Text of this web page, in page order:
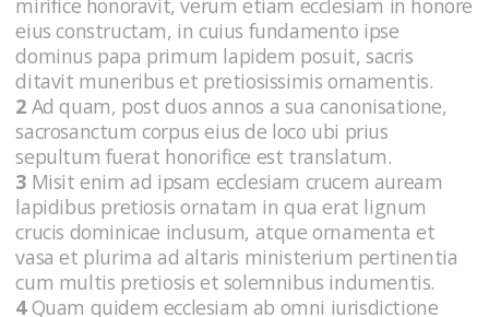
mirifice honoravit, verum etiam ecclesiam in honore
eius constructam, in cuius fundamento ipse
dominus papa primum lapidem posuit, sacris
ditavit muneribus et pretiosissimis ornamentis.
2 Ad quam, post duos annos a sua canonisatione,
sacrosanctum corpus eius de loco ubi prius
sepultum fuerat honorifice est translatum.
3 Misit enim ad ipsam ecclesiam crucem auream
lapidibus pretiosis ornatam in qua erat lignum
crucis dominicae inclusum, atque ornamenta et
vasa et plurima ad altaris ministerium pertinentia
cum multis pretiosis et solemnibus indumentis.
4Quam quidem ecclesiam ab omni iurisdictione